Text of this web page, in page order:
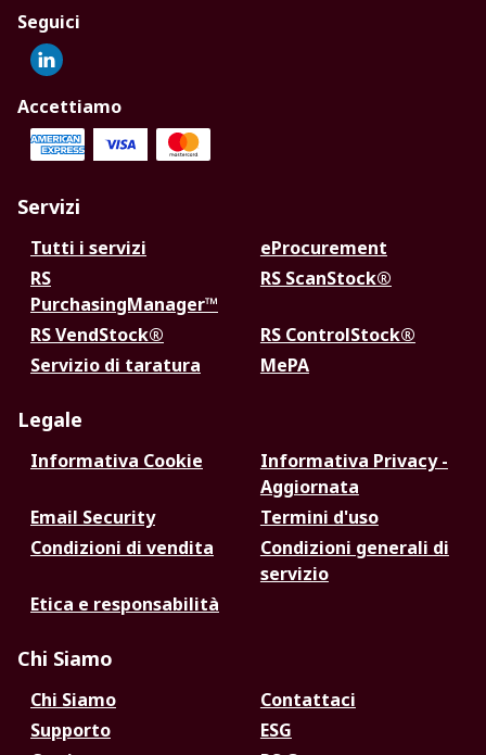
Seguici
Accettiamo
Servizi
Tutti i servizi
eProcurement
RS
PurchasingManager™
RS ScanStock®
RS VendStock®
RS ControlStock®
Servizio di taratura
MePA
Legale
Informativa Cookie
Informativa Privacy -
Aggiornata
Email Security
Termini d'uso
Condizioni di vendita
Condizioni generali di
servizio
Etica e responsabilità
Chi Siamo
Chi Siamo
Contattaci
Supporto
ESG